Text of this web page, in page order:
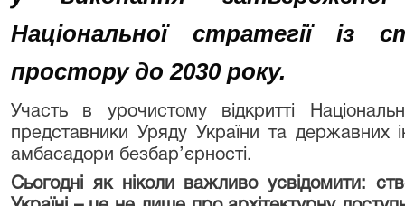
Національної стратегії із
простору до 2030 року.
Участь в урочистому відкритті
представники Уряду України та державних
амбасадори безбар’єрності.
Сьогодні як ніколи важливо усвідомити: